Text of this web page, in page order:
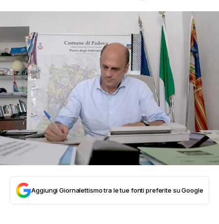
Aggiungi Giornalettismo tra le tue fonti preferite su Google